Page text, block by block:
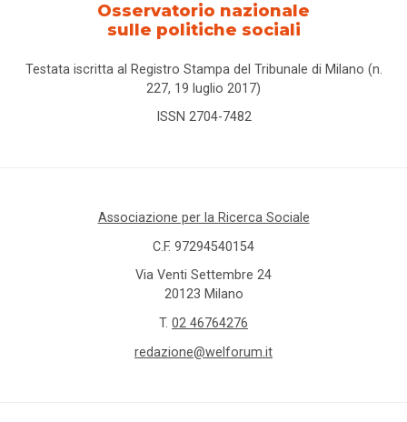
Osservatorio nazionale
sulle politiche sociali
Testata iscritta al Registro Stampa del Tribunale di Milano (n.
227, 19 luglio 2017)
ISSN 2704-7482
Associazione per la Ricerca Sociale
C.F. 97294540154
Via Venti Settembre 24
20123 Milano
T. 02 46764276
redazione@welforum.it